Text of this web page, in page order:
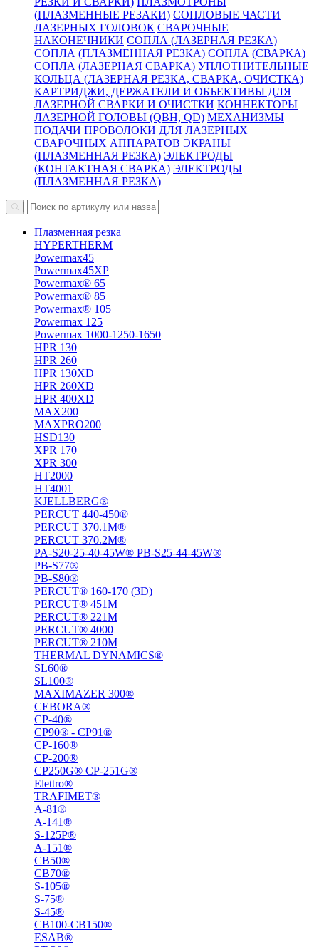
(ПЛАЗМЕННЫЕ РЕЗАКИ) СОПЛОВЫЕ ЧАСТИ
ЛАЗЕРНЫХ ГОЛОВОК СВАРОЧНЫЕ
НАКОНЕЧНИКИ СОПЛА (ЛАЗЕРНАЯ РЕЗКА)
СОПЛА (ПЛАЗМЕННАЯ РЕЗКА) СОПЛА (СВАРКА)
СОПЛА (ЛАЗЕРНАЯ СВАРКА) УПЛОТНИТЕЛЬНЫЕ
КОЛЬЦА (ЛАЗЕРНАЯ РЕЗКА, СВАРКА, ОЧИСТКА)
КАРТРИДЖИ, ДЕРЖАТЕЛИ И ОБЪЕКТИВЫ ДЛЯ
ЛАЗЕРНОЙ СВАРКИ И ОЧИСТКИ КОННЕКТОРЫ
ЛАЗЕРНОЙ ГОЛОВЫ (QBH, QD) МЕХАНИЗМЫ
ПОДАЧИ ПРОВОЛОКИ ДЛЯ ЛАЗЕРНЫХ
СВАРОЧНЫХ АППАРАТОВ ЭКРАНЫ
(ПЛАЗМЕННАЯ РЕЗКА) ЭЛЕКТРОДЫ
(КОНТАКТНАЯ СВАРКА) ЭЛЕКТРОДЫ
(ПЛАЗМЕННАЯ РЕЗКА)
Плазменная резка
HYPERTHERM
Powermax45
Powermax45XP
Powermax® 65
Powermax® 85
Powermax® 105
Powermax 125
Powermax 1000-1250-1650
HPR 130
HPR 260
HPR 130XD
HPR 260XD
HPR 400XD
MAX200
MAXPRO200
HSD130
XPR 170
XPR 300
HT2000
HT4001
KJELLBERG®
PERCUT 440-450®
PERCUT 370.1M®
PERCUT 370.2M®
PA-S20-25-40-45W® PB-S25-44-45W®
PB-S77®
PB-S80®
PERCUT® 160-170 (3D)
PERCUT® 451M
PERCUT® 221М
PERCUT® 4000
PERCUT® 210M
THERMAL DYNAMICS®
SL60®
SL100®
MAXIMAZER 300®
CEBORA®
CP-40®
CP90® - СP91®
CP-160®
CP-200®
CP250G® CP-251G®
Elettro®
TRAFIMET®
A-81®
A-141®
S-125P®
A-151®
СВ50®
СВ70®
S-105®
S-75®
S-45®
СВ100-СВ150®
ESAB®